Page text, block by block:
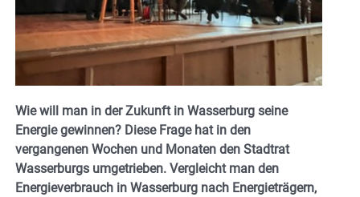
Wie will man in der Zukunft in Wasserburg seine
Energie gewinnen? Diese Frage hat in den
vergangenen Wochen und Monaten den Stadtrat
Wasserburgs umgetrieben. Vergleicht man den
Energieverbrauch in Wasserburg nach Energieträgern,